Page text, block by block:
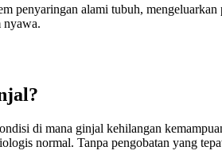
penyaringan alami tubuh,
nyawa.
di mana ginjal kehilangan
normal. Tanpa pengobatan yang